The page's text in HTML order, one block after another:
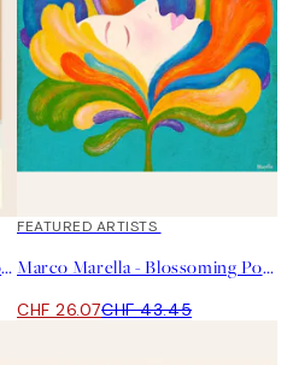
Marco Marella - Black Dress Poster
40%*
FEATURED ARTISTS
Marco Marella - Blossoming Poster
CHF 26.07CHF 43.45